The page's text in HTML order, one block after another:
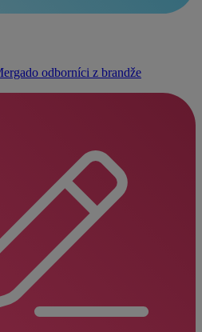
odborníci z brandže